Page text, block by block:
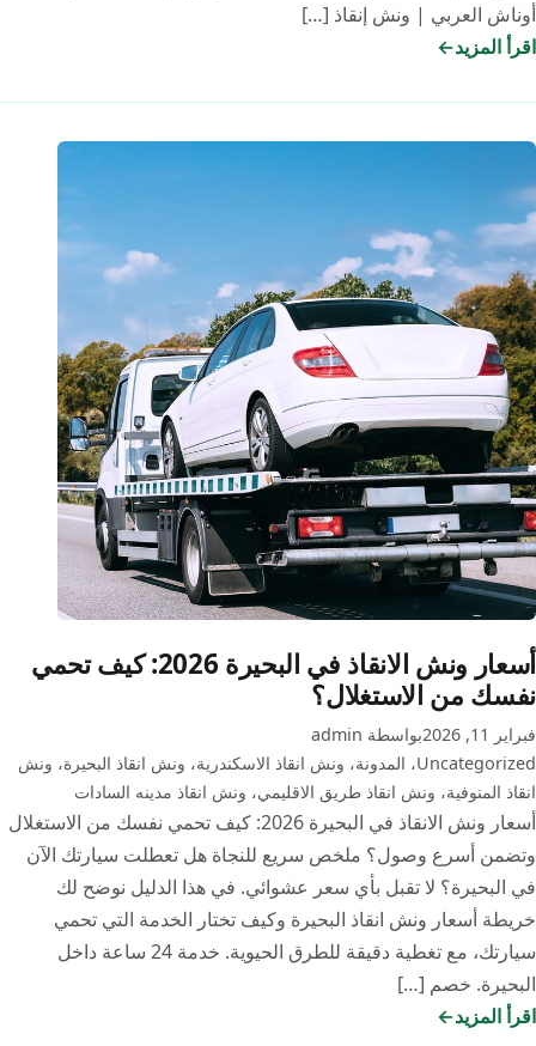
أوناش العربي | ونش إنقاذ […]
اقرأ المزيد
ونش
لماذا
أوناش
العربي
هو
البديل
الآمن
لإعلانات
دوبيزل
العشوائية؟
أسعار ونش الانقاذ في البحيرة 2026: كيف تحمي
نفسك من الاستغلال؟
فبراير 11, 2026
بواسطة admin
Uncategorized، المدونة، ونش انقاذ الاسكندرية، ونش انقاذ البحيرة، ونش
انقاذ المنوفية، ونش انقاذ طريق الاقليمي، ونش انقاذ مدينه السادات
أسعار ونش الانقاذ في البحيرة 2026: كيف تحمي نفسك من الاستغلال
وتضمن أسرع وصول؟ ملخص سريع للنجاة هل تعطلت سيارتك الآن
في البحيرة؟ لا تقبل بأي سعر عشوائي. في هذا الدليل نوضح لك
خريطة أسعار ونش انقاذ البحيرة وكيف تختار الخدمة التي تحمي
سيارتك، مع تغطية دقيقة للطرق الحيوية. خدمة 24 ساعة داخل
البحيرة. خصم […]
اقرأ المزيد
أسعار